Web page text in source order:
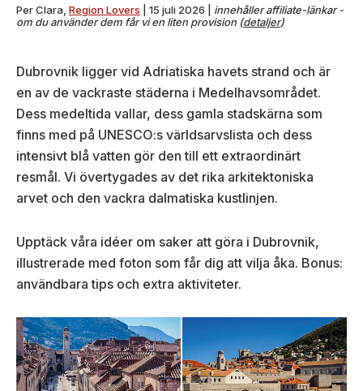
de
Claire
Manu
PerClara Region Lovers 15 juli 2026
innehåller affiliate-länkar -
om du använder dem får vi en liten provision (detaljer)
Dubrovnik ligger vid Adriatiska havets strand och är
en av de vackraste städerna i Medelhavsområdet.
Dess medeltida vallar, dess gamla stadskärna som
finns med på UNESCO:s världsarvslista och dess
intensivt blå vatten gör den till ett extraordinärt
resmål. Vi övertygades av det rika arkitektoniska
arvet och den vackra dalmatiska kustlinjen.
Upptäck våra idéer om saker att göra i Dubrovnik,
illustrerade med foton som får dig att vilja åka. Bonus:
användbara tips och extra aktiviteter.